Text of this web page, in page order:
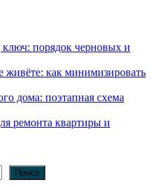
порядок черновых и
живёте: как минимизировать
дома: поэтапная схема
ремонта квартиры и
Поиск